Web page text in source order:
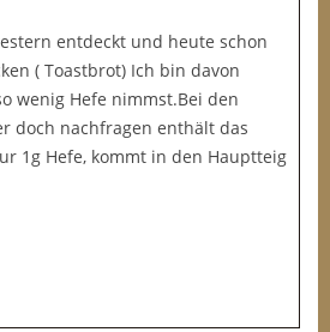
entdeckt und heute schon
( Toastbrot) Ich bin davon
wenig Hefe nimmst.Bei den
doch nachfragen enthält das
1g Hefe, kommt in den Hauptteig